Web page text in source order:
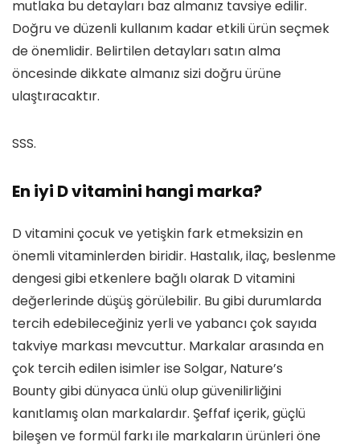
mutlaka bu detayları baz almanız tavsiye edilir.
Doğru ve düzenli kullanım kadar etkili ürün seçmek
de önemlidir. Belirtilen detayları satın alma
öncesinde dikkate almanız sizi doğru ürüne
ulaştıracaktır.
SSS.
En iyi D vitamini hangi marka?
D vitamini çocuk ve yetişkin fark etmeksizin en
önemli vitaminlerden biridir. Hastalık, ilaç, beslenme
dengesi gibi etkenlere bağlı olarak D vitamini
değerlerinde düşüş görülebilir. Bu gibi durumlarda
tercih edebileceğiniz yerli ve yabancı çok sayıda
takviye markası mevcuttur. Markalar arasında en
çok tercih edilen isimler ise Solgar, Nature’s
Bounty gibi dünyaca ünlü olup güvenilirliğini
kanıtlamış olan markalardır. Şeffaf içerik, güçlü
bileşen ve formül farkı ile markaların ürünleri öne